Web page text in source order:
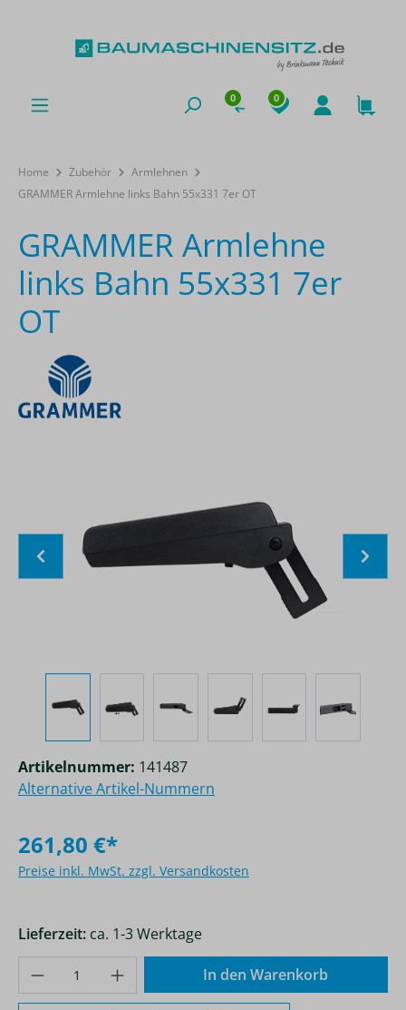
0 0
Home Zubehör
Armlehnen
GRAMMER Armlehne links Bahn 55x331 7er OT
GRAMMER Armlehne
links Bahn 55x331 7er
OT
261,80 €*
Preise inkl. MwSt. zzgl. Versandkosten
Lieferzeit: ca. 1-3 Werktage
Artikelnummer: 141487
Alternative Artikel-Nummern
Produkt Anzahl: Gib den gewünschten
In den Warenkorb